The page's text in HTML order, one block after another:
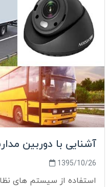
آشنایی با دوربین
1395/10/26
استفاده از سیستم های